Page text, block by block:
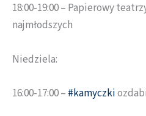
18:00-19:00 – Papierowy
najmłodszych
Niedziela:
16:00-17:00 – #kamyczki